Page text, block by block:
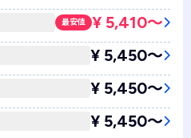
最安値 ¥ 5,410〜
¥ 5,450〜
¥ 5,450〜
¥ 5,450〜